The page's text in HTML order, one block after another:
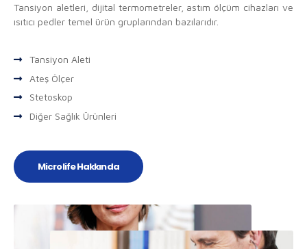
Tansiyon aletleri, dijital termometreler, astım ölçüm cihazları ve
ısıtıcı pedler temel ürün gruplarından bazılarıdır.
Tansiyon Aleti
Ateş Ölçer
Stetoskop
Diğer Sağlık Ürünleri
Microlife Hakkında